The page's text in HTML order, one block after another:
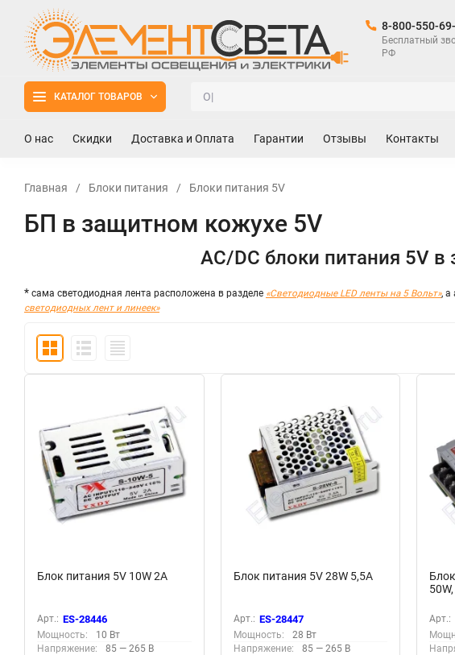
8-800-550-
Бесплатный
РФ
КАТАЛОГ ТОВАРОВ
О нас Скидки Доставка и Оплата Гарантии Отзывы Контакты
Главная / Блоки питания / Блоки питания 5V
БП в защитном кожухе 5V
AC/DC блоки питания 5V
* сама светодиодная лента расположена в разделе «Светодиодные LED ленты на 5 Вольт», а
светодиодных лент и линеек»
Блок питания 5V 10W 2A
Арт.: ES-28446
Мощность:
10 Вт
Напряжение:
85 — 265 В
Блок питания 5V 28W 5,5A
Арт.: ES-28447
Мощность:
28 Вт
Напряжение:
85 — 265 В
Арт.: